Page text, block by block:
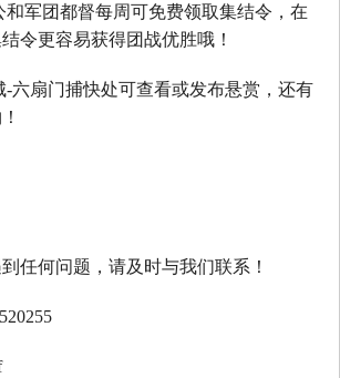
和军团都督每周可免费领取集结令，在
令更容易获得团战优胜哦！
-六扇门捕快处可查看或发布悬赏，还有
任何问题，请及时与我们联系！